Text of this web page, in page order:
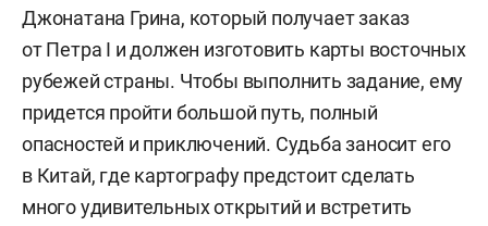
Джонатана Грина, который получает заказ
от Петра I и должен изготовить карты восточных
рубежей страны. Чтобы выполнить задание, ему
придется пройти большой путь, полный
опасностей и приключений. Судьба заносит его
в Китай, где картографу предстоит сделать
много удивительных открытий и встретить